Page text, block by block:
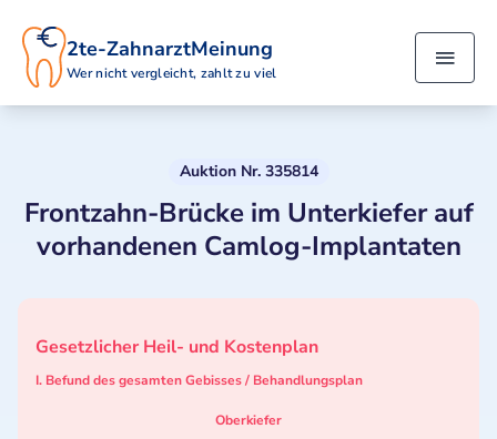
2te-ZahnarztMeinung
Wer nicht vergleicht, zahlt zu viel
Auktion Nr. 335814
Frontzahn-Brücke im Unterkiefer auf
vorhandenen Camlog-Implantaten
Gesetzlicher Heil- und Kostenplan
I. Befund des gesamten Gebisses / Behandlungsplan
Oberkiefer